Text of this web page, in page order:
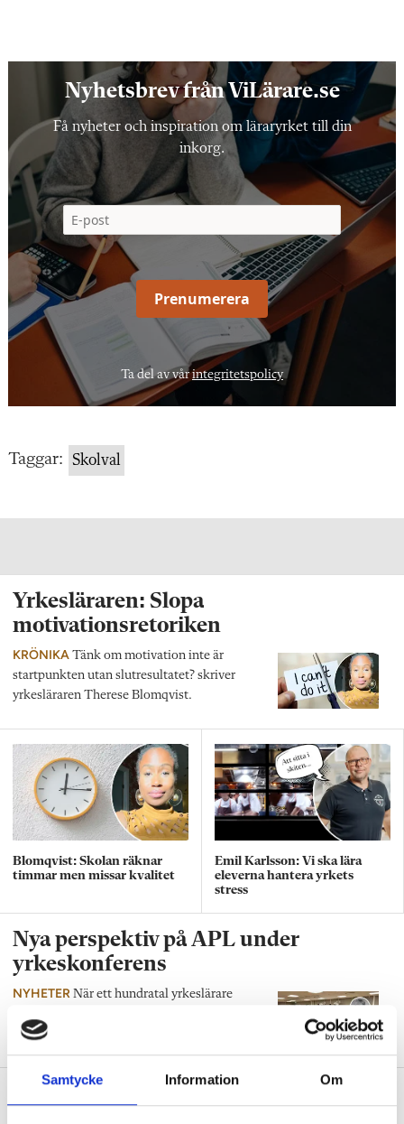
Samtycke Information Om
Nyhetsbrev från ViLärare.se
Få nyheter och inspiration om läraryrket till din
inkorg.
Prenumerera
Ta del av vårintegritetspolicy
Taggar: Skolval
Yrkesläraren: Slopa
motivationsretoriken
KRÖNIKA Tänk om motivation inte är
startpunkten utan slutresultatet? skriver
yrkesläraren Therese Blomqvist.
Blomqvist: Skolan räknar
timmar men missar kvalitet
Emil Karlsson: Vi ska lära
eleverna hantera yrkets
stress
Nya perspektiv på APL under
yrkeskonferens
NYHETER När ett hundratal yrkeslärare
samarbetet mellan skola och arbetsliv i fokus.
Influencers ska locka elever till